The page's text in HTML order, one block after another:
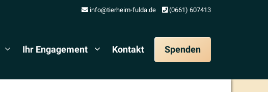
info@tierheim-fulda.de (0661) 607413
Ihr Engagement Kontakt Spenden